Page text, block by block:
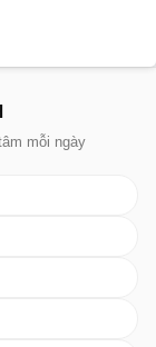
mỗi ngày